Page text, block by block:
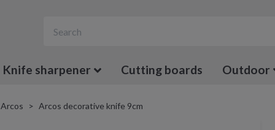
Knife sharpener Cutting boards Outdoor
Arcos Arcos decorative knife 9cm